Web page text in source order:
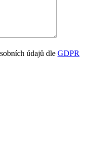
údajů dle GDPR